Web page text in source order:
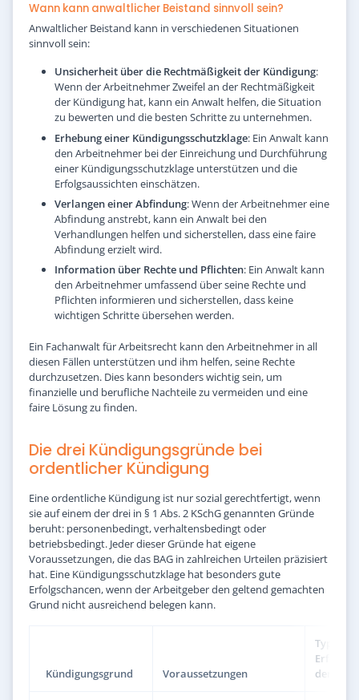
Wann kann anwaltlicher Beistand sinnvoll sein?
Anwaltlicher Beistand kann in verschiedenen Situationen
sinnvoll sein:
Unsicherheit über die Rechtmäßigkeit der Kündigung:
Wenn der Arbeitnehmer Zweifel an der Rechtmäßigkeit
der Kündigung hat, kann ein Anwalt helfen, die Situation
zu bewerten und die besten Schritte zu unternehmen.
Erhebung einer Kündigungsschutzklage: Ein Anwalt kann
den Arbeitnehmer bei der Einreichung und Durchführung
einer Kündigungsschutzklage unterstützen und die
Erfolgsaussichten einschätzen.
Verlangen einer Abfindung: Wenn der Arbeitnehmer eine
Abfindung anstrebt, kann ein Anwalt bei den
Verhandlungen helfen und sicherstellen, dass eine faire
Abfindung erzielt wird.
Information über Rechte und Pflichten: Ein Anwalt kann
den Arbeitnehmer umfassend über seine Rechte und
Pflichten informieren und sicherstellen, dass keine
wichtigen Schritte übersehen werden.
Ein Fachanwalt für Arbeitsrecht kann den Arbeitnehmer in all
diesen Fällen unterstützen und ihm helfen, seine Rechte
durchzusetzen. Dies kann besonders wichtig sein, um
finanzielle und berufliche Nachteile zu vermeiden und eine
faire Lösung zu finden.
Die drei Kündigungsgründe bei
ordentlicher Kündigung
Eine ordentliche Kündigung ist nur sozial gerechtfertigt, wenn
sie auf einem der drei in § 1 Abs. 2 KSchG genannten Gründe
beruht: personenbedingt, verhaltensbedingt oder
betriebsbedingt. Jeder dieser Gründe hat eigene
Voraussetzungen, die das BAG in zahlreichen Urteilen präzisiert
hat. Eine Kündigungsschutzklage hat besonders gute
Erfolgschancen, wenn der Arbeitgeber den geltend gemachten
Grund nicht ausreichend belegen kann.
Kündigungsgrund Voraussetzungen
Typische
der